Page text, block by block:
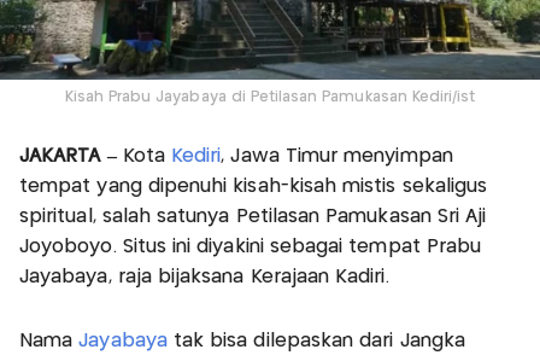
Kisah Prabu Jayabaya di Petilasan Pamukasan Kediri/ist
JAKARTA –KotaKediri, Jawa Timur menyimpan
tempat yang dipenuhi kisah-kisah mistis sekaligus
spiritual, salah satunya Petilasan Pamukasan Sri Aji
Joyoboyo. Situs ini diyakini sebagai tempat Prabu
Jayabaya, raja bijaksana Kerajaan Kadiri.
NamaJayabaya tak bisa dilepaskan dari Jangka